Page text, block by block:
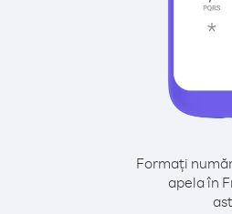
Formați
apela în